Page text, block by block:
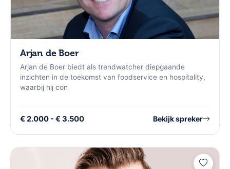
Arjan de Boer
Arjan de Boer biedt als trendwatcher diepgaande
inzichten in de toekomst van foodservice en hospitality,
waarbij hij con
€ 2.000 - € 3.500 Bekijk spreker